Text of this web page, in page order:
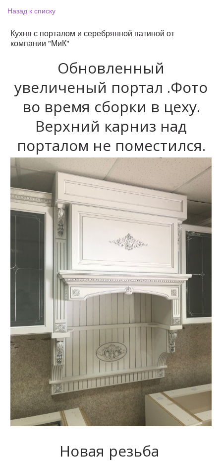
Назад к списку
Кухня с порталом и серебрянной патиной от
компании "МиК"
Обновленный
увеличеный портал .Фото
во время сборки в цеху.
Верхний карниз над
порталом не поместился.
Новая резьба